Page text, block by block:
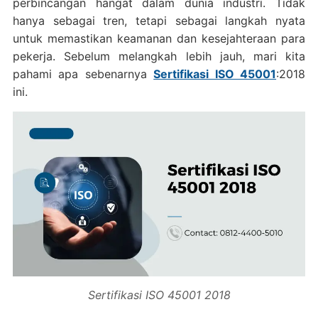
perbincangan hangat dalam dunia industri. Tidak
hanya sebagai tren, tetapi sebagai langkah nyata
untuk memastikan keamanan dan kesejahteraan para
pekerja. Sebelum melangkah lebih jauh, mari kita
pahami apa sebenarnyaSertifikasi ISO 45001:2018
ini.
Sertifikasi ISO 45001 2018